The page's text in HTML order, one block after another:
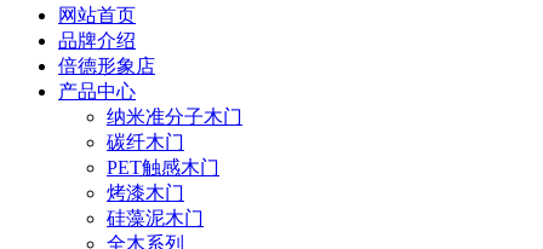
网站首页
品牌介绍
倍德形象店
产品中心
纳米准分子木门
碳纤木门
PET触感木门
烤漆木门
硅藻泥木门
全木系列